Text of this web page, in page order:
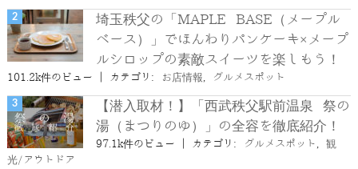
埼玉秩父の「MAPLE BASE（メープル
ベース）」でほんわりパンケーキ×メープ
ルシロップの素敵スイーツを楽しもう！
101.2k件のビュー カテゴリ: お店情報 グルメスポット
【潜入取材！】「西武秩父駅前温泉 祭の
湯（まつりのゆ）」の全容を徹底紹介！
97.1k件のビュー カテゴリ: グルメスポット , 観
光/アウトドア